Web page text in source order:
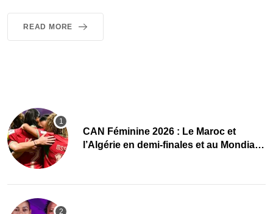
READ MORE
CAN Féminine 2026 : Le Maroc et
l’Algérie en demi-finales et au Mondial